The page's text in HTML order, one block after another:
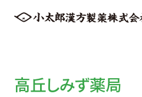
高丘しみず薬局